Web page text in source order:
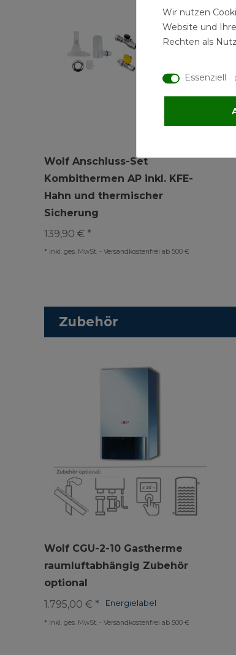
Wolf Anschluss-Set
Kombithermen AP inkl. KFE-
Hahn und thermischer
Sicherung
139,90 € *
* inkl. ges. MwSt. - Versandkostenfrei ab 500 €
Zubehör
Wolf CGU-2-10 Gastherme
raumluftabhängig Zubehör
optional
Energielabel
1.795,00 € *
* inkl. ges. MwSt. - Versandkostenfrei ab 500 €
Wir nutzen
Website und
Rechten als
Essenziell